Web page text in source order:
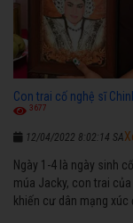
Con trai cố nghệ sĩ
3677
12/04/2022 8:02:14 SA
Ngày 1-4 là ngày sinh
múa Jacky, con trai
khiến cư dân mạng xúc